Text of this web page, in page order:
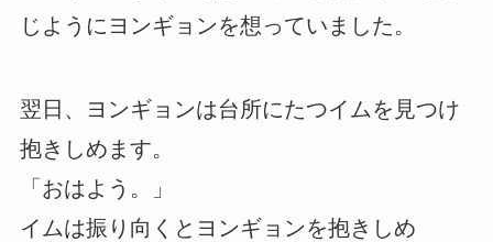
じようにヨンギョンを想っていました。
翌日、ヨンギョンは台所にたつイムを見つけ
抱きしめます。
「おはよう。」
イムは振り向くとヨンギョンを抱きしめ